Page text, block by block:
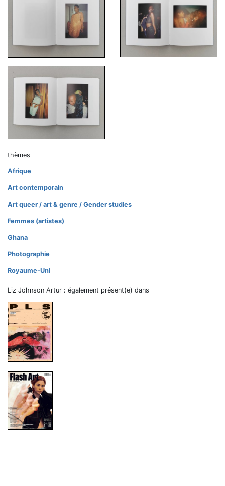
thèmes
Afrique
Art contemporain
Art queer / art & genre / Gender studies
Femmes (artistes)
Ghana
Photographie
Royaume-Uni
Liz Johnson Artur : également présent(e) dans